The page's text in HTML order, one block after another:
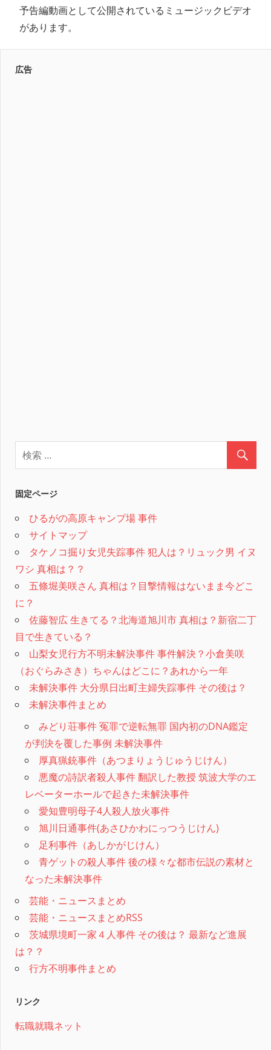
予告編動画として公開されているミュージックビデオ
があります。
広告
固定ページ
ひるがの高原キャンプ場 事件
サイトマップ
タケノコ掘り女児失踪事件 犯人は？リュック男 イヌ
ワシ 真相は？？
五條堀美咲さん 真相は？目撃情報はないまま今どこ
に？
佐藤智広 生きてる？北海道旭川市 真相は？新宿二丁
目で生きている？
山梨女児行方不明未解決事件 事件解決？小倉美咲
（おぐらみさき）ちゃんはどこに？あれから一年
未解決事件 大分県日出町主婦失踪事件 その後は？
未解決事件まとめ
みどり荘事件 冤罪で逆転無罪 国内初のDNA鑑定
が判決を覆した事例 未解決事件
厚真猟銃事件（あつまりょうじゅうじけん）
悪魔の詩訳者殺人事件 翻訳した教授 筑波大学のエ
レベーターホールで起きた未解決事件
愛知豊明母子4人殺人放火事件
旭川日通事件(あさひかわにっつうじけん)
足利事件（あしかがじけん）
青ゲットの殺人事件 後の様々な都市伝説の素材と
なった未解決事件
芸能・ニュースまとめ
芸能・ニュースまとめRSS
茨城県境町一家４人事件 その後は？ 最新など進展
は？？
行方不明事件まとめ
リンク
転職就職ネット